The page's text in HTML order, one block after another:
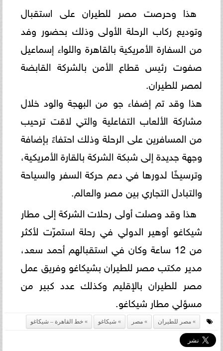
هذا وحرصت مصر للطيران على استقبال
وتوديع ركاب الرحلة الأولى وذلك بحضور وفد
من السفارة الأمريكية بالقاهرة واللواء إسماعيل
صفوت رئيس قطاع الأمن بالشركة القابضة
لمصر للطيران.
هذا وقد تم إضفاء جو من البهجة والود خلال
مشاركة الألعاب التفاعلية والتي لاقت ترحيب
من المسافرين على الرحلة وذلك احتفاءً بإضافة
وجهة جديدة إلى شبكة الشركة بالقارة الأمريكية،
وترسيخًا لدورها في دعم حركة السفر والسياحة
والتبادل التجاري بين مصر والعالم.
هذا وقد وصلت أولى رحلات الشركة إلى مطار
شيكاغو أوهير الدولي في رحلة استمرّت لأكثر
من 12 ساعة وكان في استقبالهم أحمد سعد،
مدير مكتب مصر للطيران بشيكاغو وفريق عمل
مصر للطيران بالإقليم وكذلك عدد كبير من
مسؤلي مطار شيكاغو.
مصر للطيران مصر شيكاغو خط القاهرة – شيكاغو